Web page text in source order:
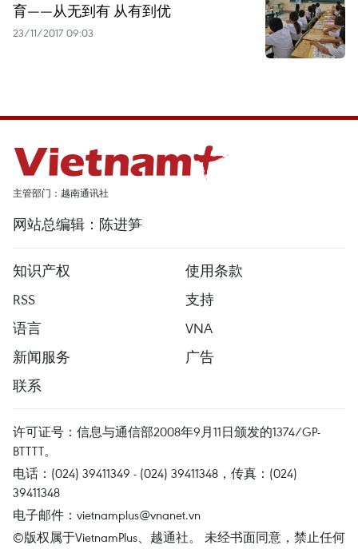
育——从无到有 从有到优
23/11/2017 09:03
主管部门：越南通讯社
网站总编辑：陈进笋
知识产权
使用条款
RSS
支持
语言
VNA
新闻服务
广告
联系
许可证号：信息与通信部2008年9月11日颁发的1374/GP-
BTTTT。
电话：(024) 39411349 - (024) 39411348，传真：(024)
39411348
电子邮件： vietnamplus@vnanet.vn
©版权属于VietnamPlus、越通社。 未经书面同意，禁止任何